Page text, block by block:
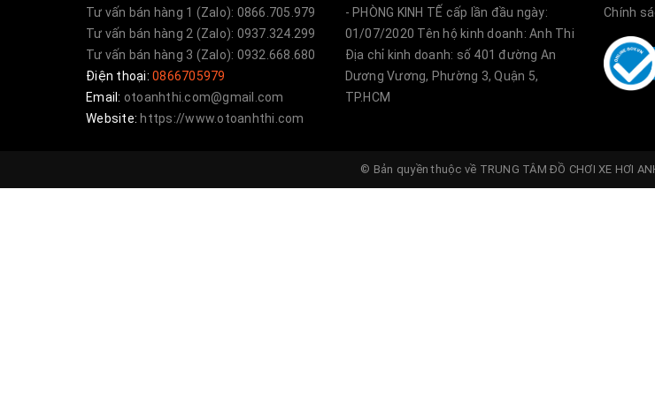
Tư vấn bán hàng 1 (Zalo): 0866.705.979
Tư vấn bán hàng 2 (Zalo): 0937.324.299
Tư vấn bán hàng 3 (Zalo): 0932.668.680
Điện thoại: 0866705979
Email: otoanhthi.com@gmail.com
Website: https://www.otoanhthi.com
- PHÒNG KINH TẾ cấp lần đầu ngày:
01/07/2020 Tên hộ kinh doanh: Anh Thi
Địa chỉ kinh doanh: số 401 đường An
Dương Vương, Phường 3, Quận 5,
TP.HCM
Chính
© Bản quyền thuộc về TRUNG TÂM ĐỒ CHƠI XE HƠI